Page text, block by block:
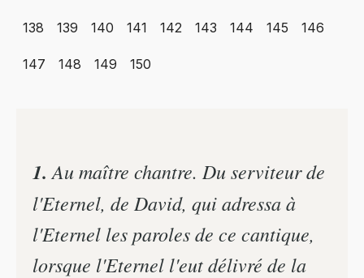
138 139 140 141 142 143 144 145 146
147 148 149 150
1. Au maître chantre. Du serviteur de
l'Eternel, de David, qui adressa à
l'Eternel les paroles de ce cantique,
lorsque l'Eternel l'eut délivré de la